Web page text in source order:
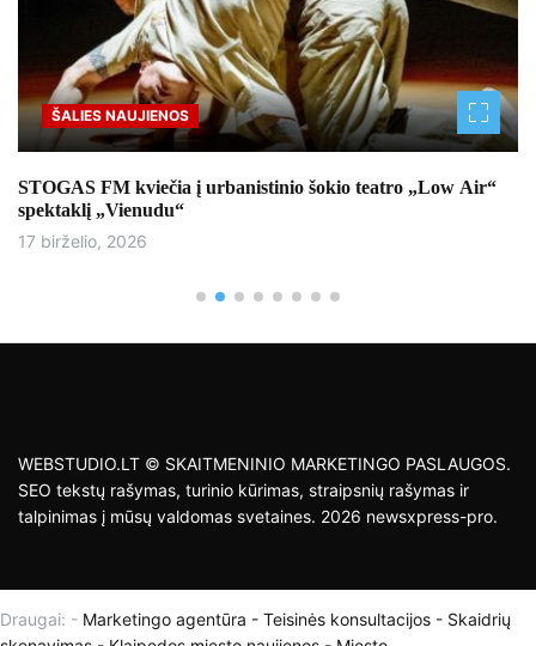
ŠALIES NAUJIENOS
STOGAS FM kviečia į urbanistinio šokio teatro „Low Air“
spektaklį „Vienudu“
17 birželio, 2026
WEBSTUDIO.LT © SKAITMENINIO MARKETINGO PASLAUGOS.
SEO tekstų rašymas, turinio kūrimas, straipsnių rašymas ir
talpinimas į mūsų valdomas svetaines. 2026 newsxpress-pro.
Draugai: - Marketingo agentūra - Teisinės konsultacijos - Skaidrių